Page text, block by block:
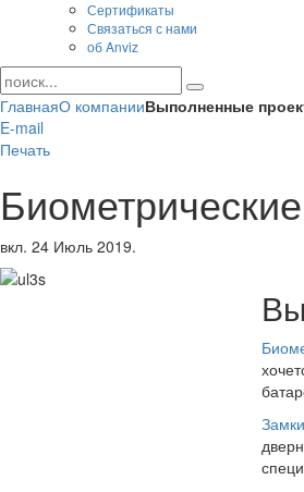
Сертификаты
Связаться с нами
об Anviz
ГлавнаяО компанииВыполненные
E-mail
Печать
вкл. 24 Июль 2019.